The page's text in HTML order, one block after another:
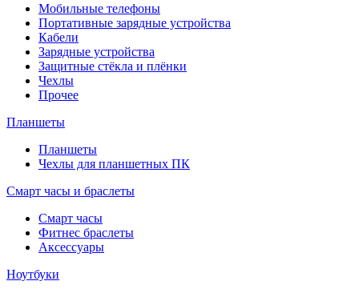
Мобильные телефоны
Портативные зарядные устройства
Кабели
Зарядные устройства
Защитные стёкла и плёнки
Чехлы
Прочее
Планшеты
Планшеты
Чехлы для планшетных ПК
Смарт часы и браслеты
Смарт часы
Фитнес браслеты
Аксессуары
Ноутбуки